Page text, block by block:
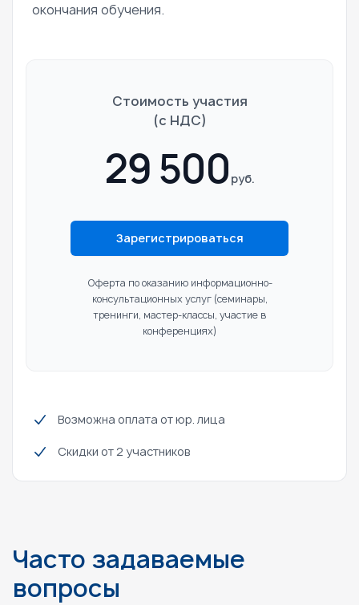
окончания обучения.
Стоимость участия
(c НДС)
29 500 руб.
Зарегистрироваться
Оферта по оказанию информационно-
консультационных услуг(семинары,
тренинги, мастер-классы, участие в
конференциях)
Возможна оплата от юр. лица
Скидки от 2 участников
Часто задаваемые
вопросы